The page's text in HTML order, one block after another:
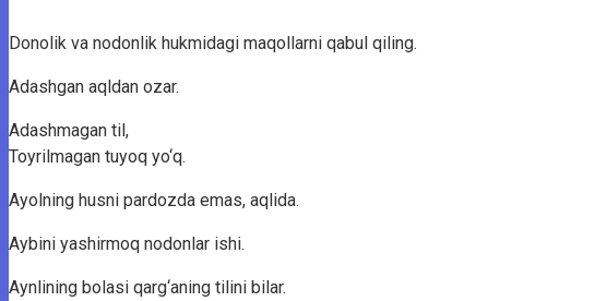
Donolik va nodonlik hukmidagi maqollarni qabul qiling.
Adashgan aqldan ozar.
Adashmagan til,
Toyrilmagan tuyoq yo‘q.
Ayolning husni pardozda emas, aqlida.
Aybini yashirmoq nodonlar ishi.
Aynlining bolasi qarg‘aning tilini bilar.